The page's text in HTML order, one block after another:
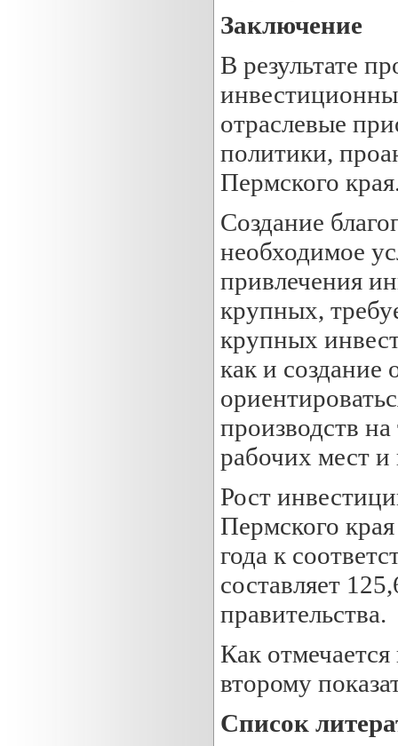
Заключение
В результате
отраслевые
политики,
Пермского
Создание
необходимое
привлечения
крупных,
крупных
как и
производств
рабочих мест и
Рост
Пермского
года к
составляет
правительства.
Как
второму
Список